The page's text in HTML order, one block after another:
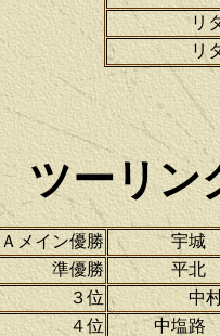
リ
リ
ツーリン
Ａメイン優勝
宇城
準優勝
平北
３位
中
４位
中塩路